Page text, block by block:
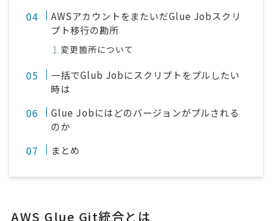
AWSアカウントをまたいだGlue Jobスクリ
プト移行の勘所
変更箇所について
一括でGlub Jobにスクリプトをプルしたい
時は
Glue Jobにはどのバージョンがプルされる
のか
まとめ
AWS Glue Git統合とは